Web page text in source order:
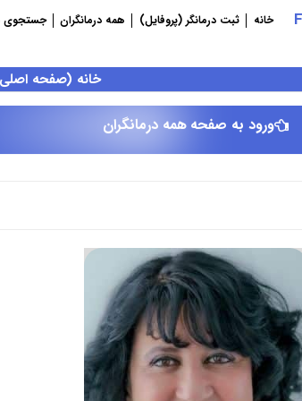
خانه ثبت درمانگر (پروفایل) همه درمانگران جستجوی
خانه (صفحه
ورود به صفحه همه درمانگران